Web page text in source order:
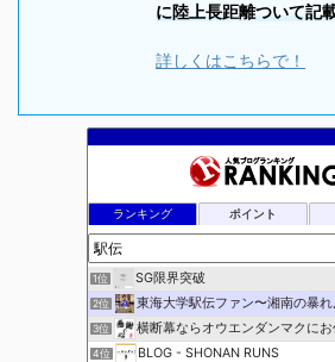
に陸上長距離ついて記
詳しくはこちらで！
ランキング ポイント
1位 SG限界突破
2位 東海大学駅伝ファン〜湘南の暴
3位 横断幕ならオウエンダンマクにお
4位 BLOG - SHONAN RUNS